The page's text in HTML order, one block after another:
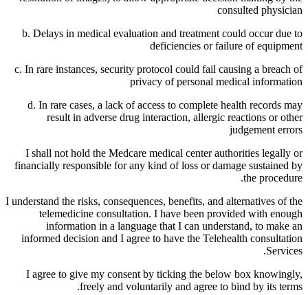
consulted physician
b. Delays in medical evaluation and treatment could occur due to
deficiencies or failure of equipment
c. In rare instances, security protocol could fail causing a breach of
privacy of personal medical information
d. In rare cases, a lack of access to complete health records may
result in adverse drug interaction, allergic reactions or other
judgement errors
I shall not hold the Medcare medical center authorities legally or
financially responsible for any kind of loss or damage sustained by
the procedure.
I understand the risks, consequences, benefits, and alternatives of the
telemedicine consultation. I have been provided with enough
information in a language that I can understand, to make an
informed decision and I agree to have the Telehealth consultation
Services.
I agree to give my consent by ticking the below box knowingly,
freely and voluntarily and agree to bind by its terms.